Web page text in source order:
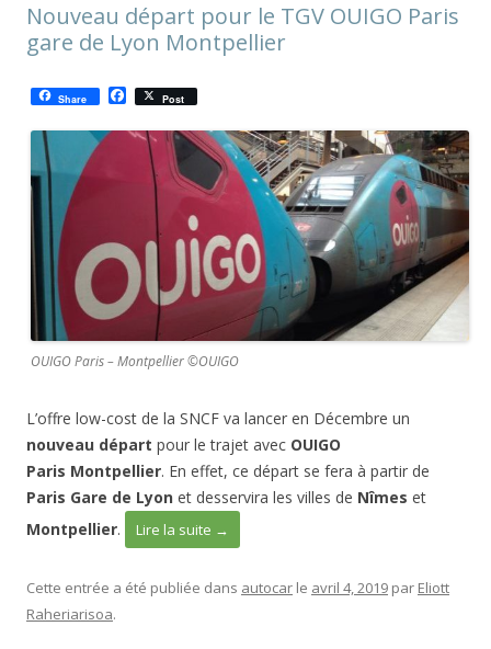
Nouveau départ pour le TGV OUIGO Paris
gare de Lyon Montpellier
Share
a
c
Post
OUIGO Paris – Montpellier ©OUIGO
L’offre low-cost de la SNCF va lancer en Décembre un
nouveau départ pour le trajet avec OUIGO
Paris Montpellier. En effet, ce départ se fera à partir de
Paris Gare de Lyon et desservira les villes de Nîmes et
Montpellier. Lire la suite →
Cette entrée a été publiée dans autocar le avril 4, 2019 par Eliott
Raheriarisoa.